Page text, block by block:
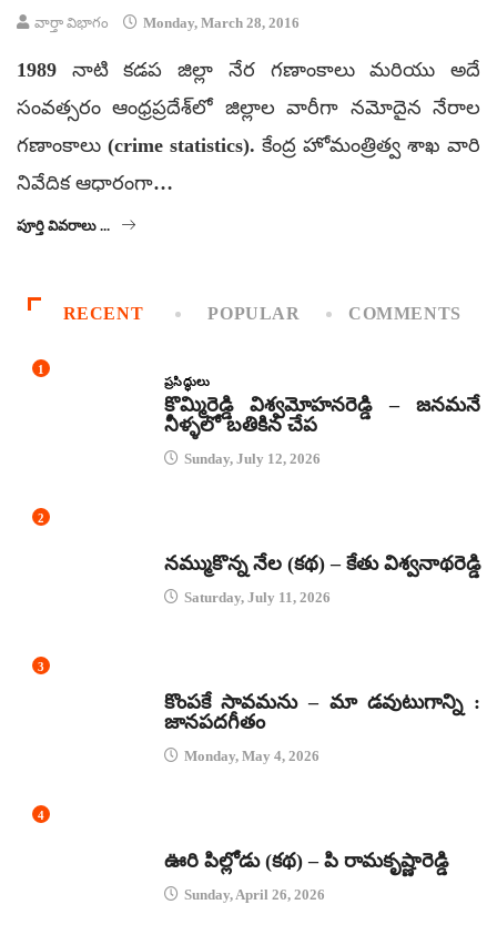
వార్తా విభాగం Monday, March 28, 2016
1989 నాటి కడప జిల్లా నేర గణాంకాలు మరియు అదే
సంవత్సరం ఆంధ్రప్రదేశ్‌లో జిల్లాల వారీగా నమోదైన నేరాల
గణాంకాలు (crime statistics). కేంద్ర హోమంత్రిత్వ శాఖ వారి
నివేదిక ఆధారంగా…
పూర్తి వివరాలు ...
RECENT POPULAR COMMENTS
1
ప్రసిద్ధులు
కొమ్మిరెడ్డి విశ్వమోహనరెడ్డి – జనమనే
నీళ్ళలో బతికిన చేప
Sunday, July 12, 2026
2
నమ్ముకొన్న నేల (కథ) – కేతు విశ్వనాథరెడ్డి
Saturday, July 11, 2026
3
కొంపకే సావమను – మా డవుటుగాన్ని :
జానపదగీతం
Monday, May 4, 2026
4
ఊరి పిల్లోడు (కథ) – పి రామకృష్ణారెడ్డి
Sunday, April 26, 2026